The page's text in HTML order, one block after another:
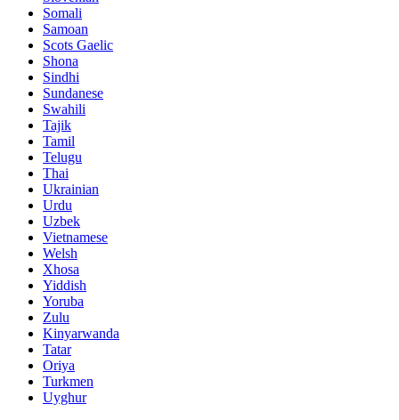
Somali
Samoan
Scots Gaelic
Shona
Sindhi
Sundanese
Swahili
Tajik
Tamil
Telugu
Thai
Ukrainian
Urdu
Uzbek
Vietnamese
Welsh
Xhosa
Yiddish
Yoruba
Zulu
Kinyarwanda
Tatar
Oriya
Turkmen
Uyghur